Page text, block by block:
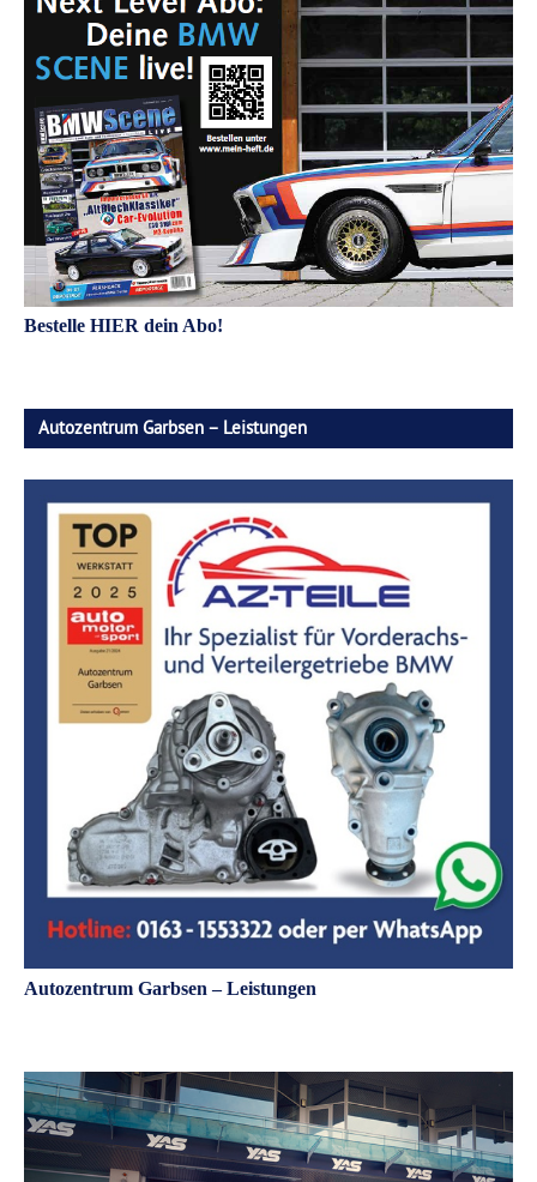
Bestelle HIER dein Abo!
Autozentrum Garbsen – Leistungen
Autozentrum Garbsen – Leistungen